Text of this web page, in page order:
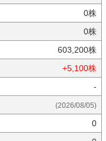
0株
0株
603,200株
+5,100株
-
(2026/08/05)
0